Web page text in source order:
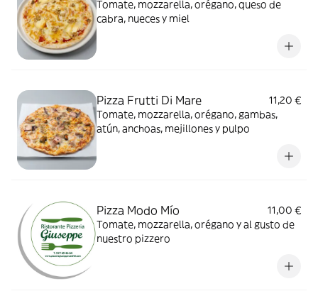
Tomate, mozzarella, orégano, queso de
cabra, nueces y miel
Pizza Frutti Di Mare
11,20 €
Tomate, mozzarella, orégano, gambas,
atún, anchoas, mejillones y pulpo
Pizza Modo Mío
11,00 €
Tomate, mozzarella, orégano y al gusto de
nuestro pizzero